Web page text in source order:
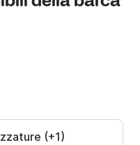
ammirare le stupende
ed autonomia.
e coste
dell'antico Santuario
mare e fare
al mare" (di fronte alla
(+1)